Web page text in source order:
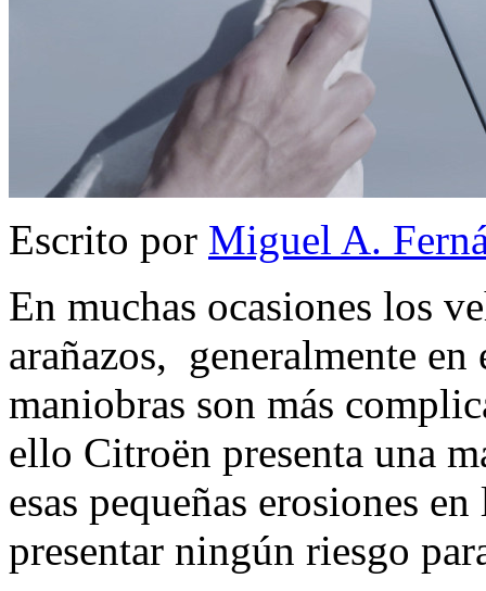
Escrito por Miguel A.
En muchas ocasiones los
arañazos, generalmente
maniobras son más
ello Citroën presenta una
esas pequeñas erosiones
presentar ningún riesgo